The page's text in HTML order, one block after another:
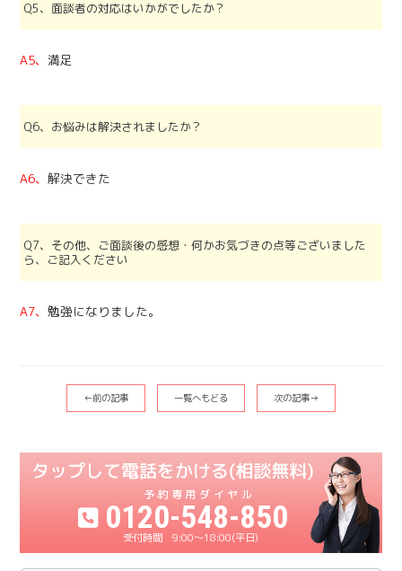
Q5、面談者の対応はいかがでしたか？
A5、満足
Q6、お悩みは解決されましたか？
A6、解決できた
Q7、その他、ご面談後の感想・何かお気づきの点等ございました
ら、ご記入ください
A7、勉強になりました。
←前の記事 一覧へもどる 次の記事→
0120-548-850
9:00〜18:00(平日)